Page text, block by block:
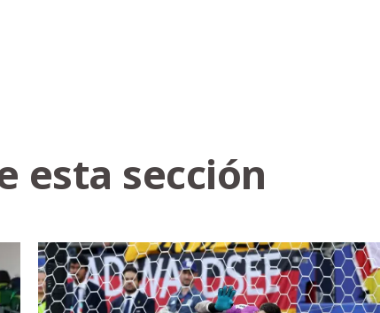
esta sección